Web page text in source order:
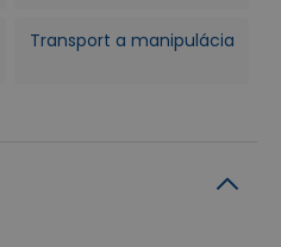
Transport a manipulácia